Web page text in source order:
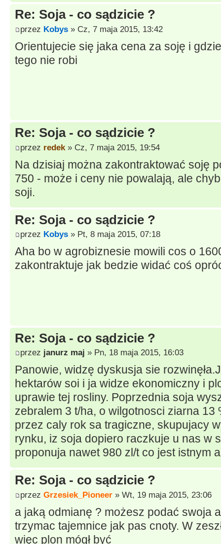
Re: Soja - co sądzicie ?
przez Kobys » Cz, 7 maja 2015, 13:42
Orientujecie się jaka cena za soję i
tego nie robi
Re: Soja - co sądzicie ?
przez redek » Cz, 7 maja 2015, 19:54
Na dzisiaj można zakontraktować soję
750 - może i ceny nie powalają, ale
soji.
Re: Soja - co sądzicie ?
przez Kobys » Pt, 8 maja 2015, 07:18
Aha bo w agrobiznesie mowili cos o
zakontraktuje jak bedzie widać coś
Re: Soja - co sądzicie ?
przez janurz maj » Pn, 18 maja 2015, 16:03
Panowie, widzę dyskusja sie
hektarów soi i ja widze ekonomiczny i
uprawie tej rosliny. Poprzednia soja
zebralem 3 t/ha, o wilgotnosci ziarna 13
przez caly rok sa tragiczne, skupujacy
rynku, iz soja dopiero raczkuje u nas w
proponuja nawet 980 zl/t co jest istnym
Re: Soja - co sądzicie ?
przez Grzesiek_Pioneer » Wt, 19 maja 2015, 23:06
a jaką odmianę ? możesz podać swoja
trzymac tajemnice jak pas cnoty. W
więc plon mógł być